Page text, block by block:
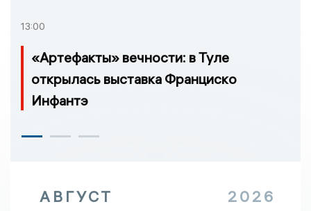
13:00
«Артефакты» вечности: в Туле
открылась выставка Франциско
Инфантэ
АВГУСТ 2026